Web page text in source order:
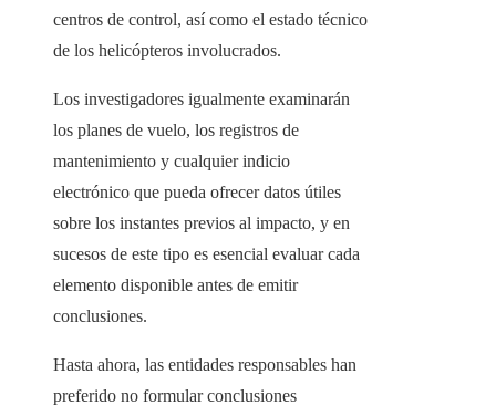
centros de control, así como el estado técnico
de los helicópteros involucrados.
Los investigadores igualmente examinarán
los planes de vuelo, los registros de
mantenimiento y cualquier indicio
electrónico que pueda ofrecer datos útiles
sobre los instantes previos al impacto, y en
sucesos de este tipo es esencial evaluar cada
elemento disponible antes de emitir
conclusiones.
Hasta ahora, las entidades responsables han
preferido no formular conclusiones